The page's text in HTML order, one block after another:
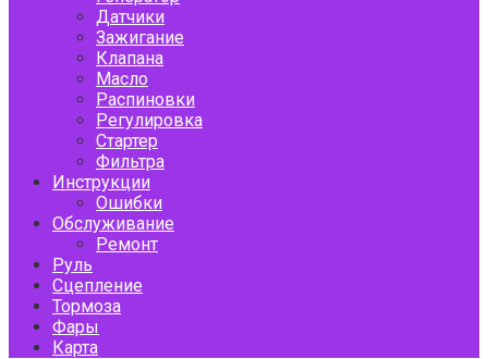
Датчики
Зажигание
Клапана
Масло
Распиновки
Регулировка
Стартер
Фильтра
Инструкции
Ошибки
Обслуживание
Ремонт
Руль
Сцепление
Тормоза
Фары
Карта